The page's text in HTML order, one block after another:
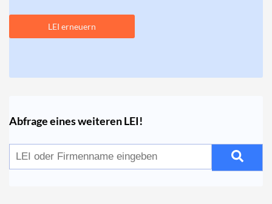
LEI erneuern
Abfrage eines weiteren LEI!